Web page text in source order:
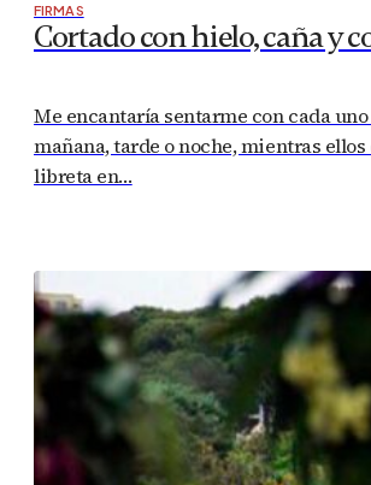
FIRMAS
Cortado con hielo, caña y
Me encantaría sentarme con cada
mañana, tarde o noche, mientras
libreta en…